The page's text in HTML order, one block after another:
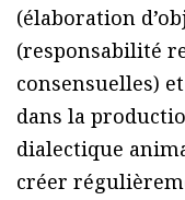
(élaboration
(responsabilité
consensuelles)
dans la
dialectique
créer